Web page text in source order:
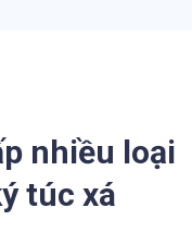
nhiều loại
túc xá